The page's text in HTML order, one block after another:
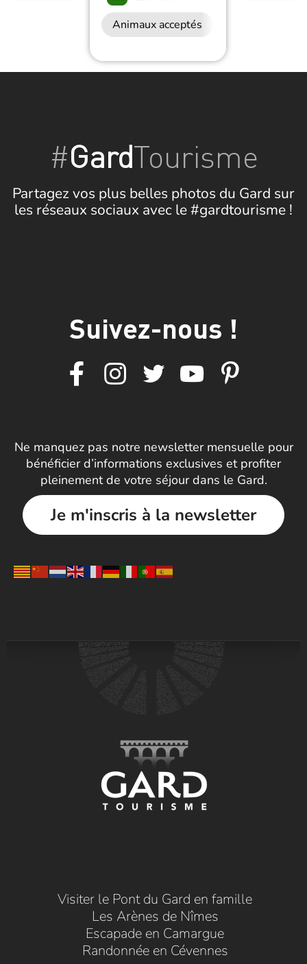
Animaux acceptés
#GardTourisme
Partagez vos plus belles photos du Gard sur
les réseaux sociaux avec le #gardtourisme !
Suivez-nous !
Ne manquez pas notre newsletter mensuelle pour
bénéficier d’informations exclusives et profiter
pleinement de votre séjour dans le Gard.
Je m'inscris à la newsletter
Visiter le Pont du Gard en famille
Les Arènes de Nîmes
Escapade en Camargue
Randonnée en Cévennes